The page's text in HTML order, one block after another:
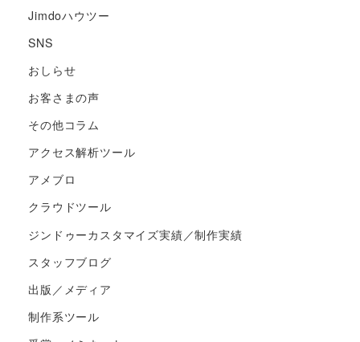
Jimdoハウツー
SNS
おしらせ
お客さまの声
その他コラム
アクセス解析ツール
アメブロ
クラウドツール
ジンドゥーカスタマイズ実績／制作実績
スタッフブログ
出版／メディア
制作系ツール